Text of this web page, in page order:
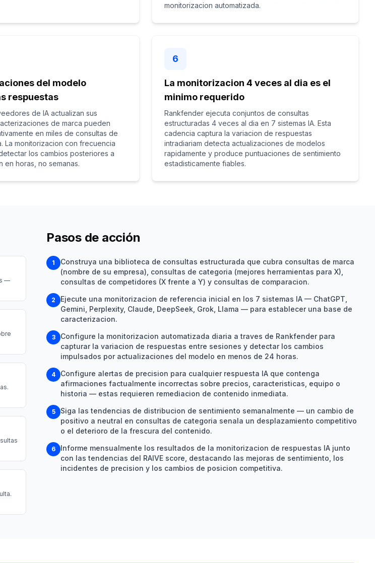
monitorizacion automatizada.
del modelo
respuestas
de IA actualizan sus
de marca pueden
en miles de consultas de
La monitorizacion con frecuencia
los cambios posteriores a
en horas, no semanas.
6
La monitorizacion 4 veces al dia es el
minimo requerido
Rankfender ejecuta conjuntos de consultas
estructuradas 4 veces al dia en 7 sistemas IA. Esta
cadencia captura la variacion de respuestas
intradiariam detecta actualizaciones de modelos
rapidamente y produce puntuaciones de sentimiento
estadisticamente fiables.
—
Pasos de acción
1
Construya una biblioteca de consultas estructurada que cubra consultas de marca
(nombre de su empresa), consultas de categoria (mejores herramientas para X),
consultas de competidores (X frente a Y) y consultas de comparacion.
2
Ejecute una monitorizacion de referencia inicial en los 7 sistemas IA — ChatGPT,
Gemini, Perplexity, Claude, DeepSeek, Grok, Llama — para establecer una base de
caracterizacion.
3
Configure la monitorizacion automatizada diaria a traves de Rankfender para
capturar la variacion de respuestas entre sesiones y detectar los cambios
impulsados por actualizaciones del modelo en menos de 24 horas.
4
Configure alertas de precision para cualquier respuesta IA que contenga
afirmaciones factualmente incorrectas sobre precios, caracteristicas, equipo o
historia — estas requieren remediacion de contenido inmediata.
5
Siga las tendencias de distribucion de sentimiento semanalmente — un cambio de
positivo a neutral en consultas de categoria senala un desplazamiento competitivo
o el deterioro de la frescura del contenido.
6
Informe mensualmente los resultados de la monitorizacion de respuestas IA junto
con las tendencias del RAIVE score, destacando las mejoras de sentimiento, los
incidentes de precision y los cambios de posicion competitiva.